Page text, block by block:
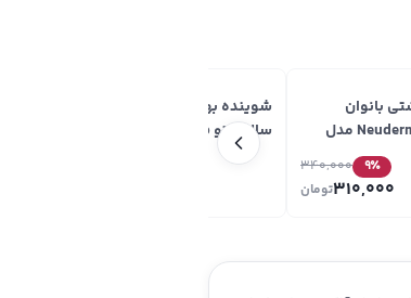
بانوان
نئودرم Neuderm مدل
9٪ 340,000
310,000تومان
شوینده بهداشتی بانوان
230 میلی لیتر